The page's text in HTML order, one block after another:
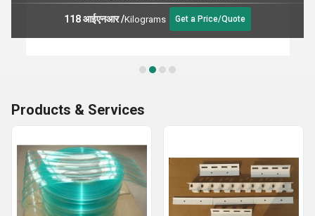
118 आईएनआर/Kilograms Get a Price/Quote
Products & Services